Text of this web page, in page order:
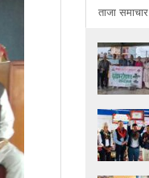
ताजा समाचार